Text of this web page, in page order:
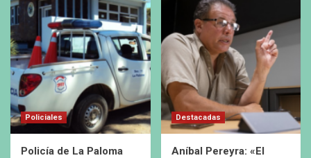
Policiales
Policía de La Paloma
Destacadas
Aníbal Pereyra: «El